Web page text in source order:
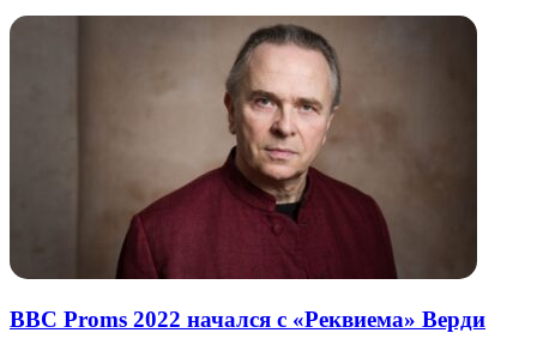
BBC Proms 2022 начался с «Реквиема» Верди